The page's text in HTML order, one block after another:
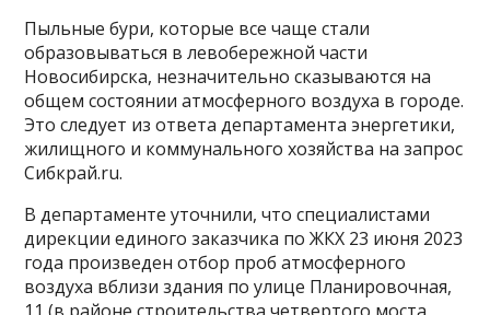
Пыльные бури, которые все чаще стали
образовываться в левобережной части
Новосибирска, незначительно сказываются на
общем состоянии атмосферного воздуха в городе.
Это следует из ответа департамента энергетики,
жилищного и коммунального хозяйства на запрос
Сибкрай.ru.
В департаменте уточнили, что специалистами
дирекции единого заказчика по ЖКХ 23 июня 2023
года произведен отбор проб атмосферного
воздуха вблизи здания по улице Планировочная,